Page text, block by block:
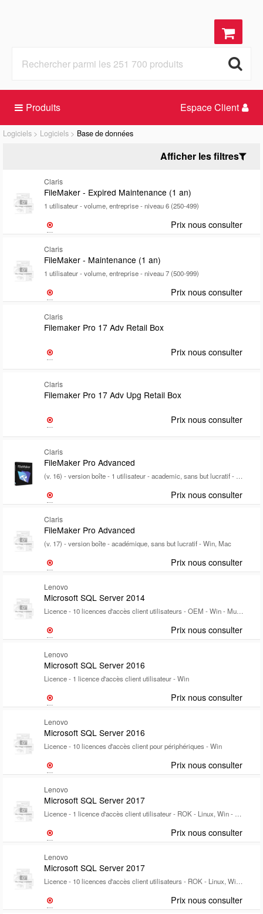
Produits Espace Client
Logiciels Logiciels Base de données
Afficher les filtres
Claris
FileMaker - Expired Maintenance (1 an)
1 utilisateur - volume, entreprise - niveau 6 (250-499)
Prix nous consulter
Claris
FileMaker - Maintenance (1 an)
1 utilisateur - volume, entreprise - niveau 7 (500-999)
Prix nous consulter
Claris
Filemaker Pro 17 Adv Retail Box
Prix nous consulter
Claris
Filemaker Pro 17 Adv Upg Retail Box
Prix nous consulter
Claris
FileMaker Pro Advanced
(v. 16) - version boîte - 1 utilisateur - academic, sans but lucratif - Win, Mac - Multilingue
Prix nous consulter
Claris
FileMaker Pro Advanced
(v. 17) - version boîte - académique, sans but lucratif - Win, Mac
Prix nous consulter
Lenovo
Microsoft SQL Server 2014
Licence - 10 licences d'accès client utilisateurs - OEM - Win - Multilingual
Prix nous consulter
Lenovo
Microsoft SQL Server 2016
Licence - 1 licence d'accès client utilisateur - Win
Prix nous consulter
Lenovo
Microsoft SQL Server 2016
Licence - 10 licences d'accès client pour périphériques - Win
Prix nous consulter
Lenovo
Microsoft SQL Server 2017
Licence - 1 licence d'accès client utilisateur - ROK - Linux, Win - EMEA
Prix nous consulter
Lenovo
Microsoft SQL Server 2017
Licence - 10 licences d'accès client utilisateurs - ROK - Linux, Win - EMEA
Prix nous consulter